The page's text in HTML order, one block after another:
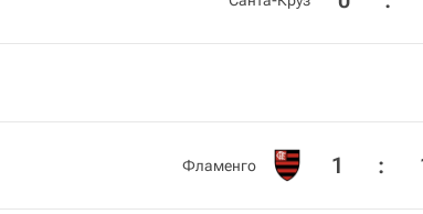
Фламенго 1 :